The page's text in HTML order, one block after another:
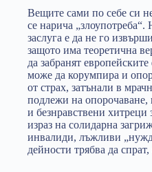
Вещите сами по себе си
се нарича
заслуга е да не го
защото има теоретична
да забранят
може да корумпира и
от страх, затънали в
подлежи на опорочаване,
и безнравствени
израз на солидарна
инвалиди, лъжливи
дейности трябва да